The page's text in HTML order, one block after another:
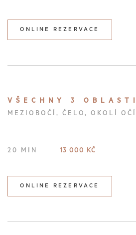
ONLINE REZERVACE
VŠECHNY 3 OBLASTI
MEZIOBOČÍ, ČELO, OKOLÍ OČÍ
20 MIN 13 000 KČ
ONLINE REZERVACE